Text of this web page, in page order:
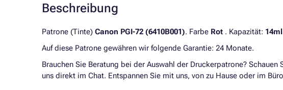
Beschreibung
Patrone (Tinte) Canon PGI-72 (6410B001). Farbe Rot . Kapazität: 14ml
Auf diese Patrone gewähren wir folgende Garantie: 24 Monate.
Brauchen Sie Beratung bei der Auswahl der Druckerpatrone? Schauen
uns direkt im Chat. Entspannen Sie mit uns, von zu Hause oder im